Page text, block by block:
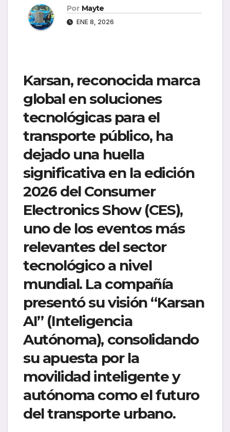
Por Mayte
ENE 8, 2026
Karsan, reconocida marca
global en soluciones
tecnológicas para el
transporte público, ha
dejado una huella
significativa en la edición
2026 del Consumer
Electronics Show (CES),
uno de los eventos más
relevantes del sector
tecnológico a nivel
mundial. La compañía
presentó su visión “Karsan
AI” (Inteligencia
Autónoma), consolidando
su apuesta por la
movilidad inteligente y
autónoma como el futuro
del transporte urbano.